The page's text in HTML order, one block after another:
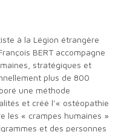
BERT accompagne
stratégiques et
plus de 800
une méthode
et créé l’« ostéopathie
les « crampes humaines »
et des personnes